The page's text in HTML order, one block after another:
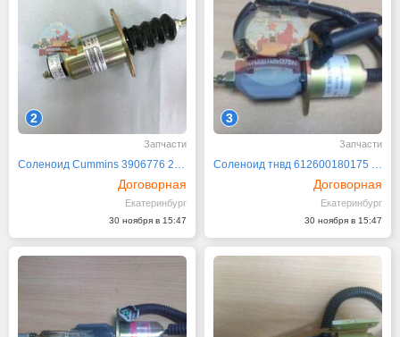
2
Запчасти
Соленоид Cummins 3906776 24V SA-3151-24
Договорная
Екатеринбург
30 ноября в 15:47
3
Запчасти
Соленоид тнвд 612600180175 24V
Договорная
Екатеринбург
30 ноября в 15:47